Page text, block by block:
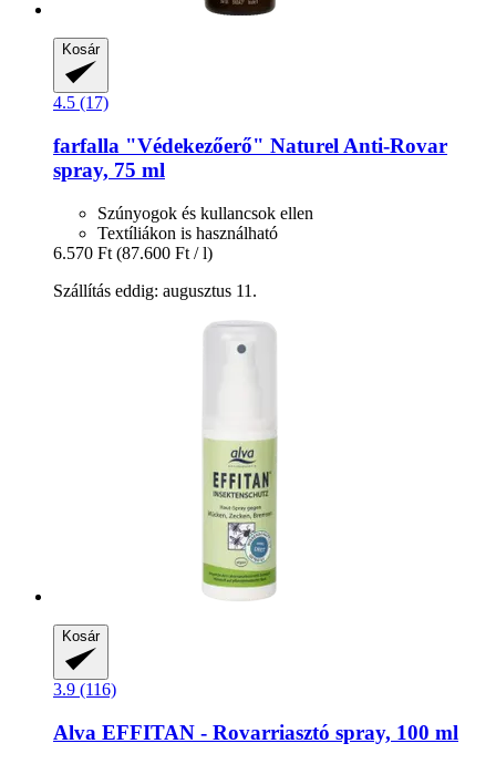
Kosár
4.5 (17)
farfalla "Védekezőerő" Naturel Anti-​Rovar
spray, 75 ml
Szúnyogok és kullancsok ellen
Textíliákon is használható
6.570 Ft (87.600 Ft / l)
Szállítás eddig: augusztus 11.
Kosár
3.9 (116)
Alva EFFITAN -​ Rovarriasztó spray, 100 ml